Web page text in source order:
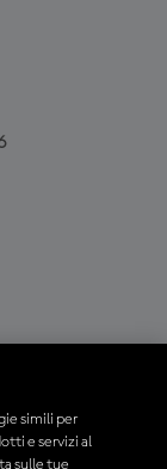
simili per
e servizi al
sulle tue